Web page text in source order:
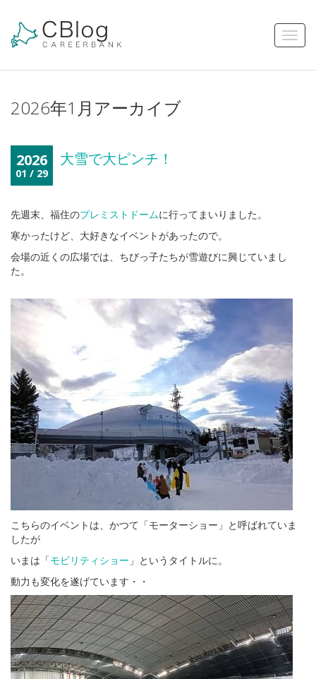
2026年1月アーカイブ
2026
01 / 29
大雪で大ピンチ！
先週末、福住のプレミストドームに行ってまいりました。
寒かったけど、大好きなイベントがあったので。
会場の近くの広場では、ちびっ子たちが雪遊びに興じていまし
た。
こちらのイベントは、かつて「モーターショー」と呼ばれていま
したが
いまは「モビリティショー 」というタイトルに。
動力も変化を遂げています・・